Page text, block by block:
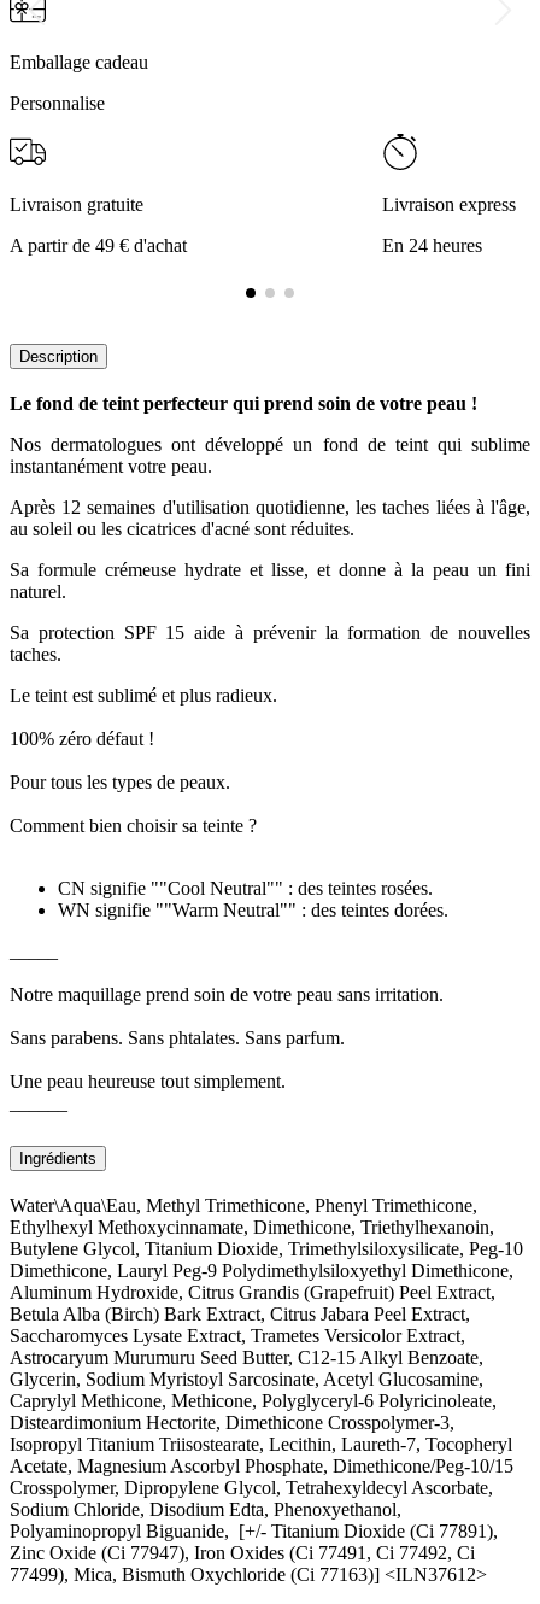
Emballage cadeau
Personnalise
Livraison gratuite
A partir de 49 € d'achat
Livraison express
En 24 heures
Description
Le fond de teint perfecteur qui prend soin de votre peau !
Nos dermatologues ont développé un fond de teint qui sublime
instantanément votre peau.
Après 12 semaines d'utilisation quotidienne, les taches liées à l'âge,
au soleil ou les cicatrices d'acné sont réduites.
Sa formule crémeuse hydrate et lisse, et donne à la peau un fini
naturel.
Sa protection SPF 15 aide à prévenir la formation de nouvelles
taches.
Le teint est sublimé et plus radieux.
100% zéro défaut !
Pour tous les types de peaux.
Comment bien choisir sa teinte ?
CN signifie ""Cool Neutral"" : des teintes rosées.
WN signifie ""Warm Neutral"" : des teintes dorées.
Notre maquillage prend soin de votre peau sans irritation.
Sans parabens. Sans phtalates. Sans parfum.
Une peau heureuse tout simplement.
Ingrédients
Water\Aqua\Eau, Methyl Trimethicone, Phenyl Trimethicone,
Ethylhexyl Methoxycinnamate, Dimethicone, Triethylhexanoin,
Butylene Glycol, Titanium Dioxide, Trimethylsiloxysilicate, Peg-10
Dimethicone, Lauryl Peg-9 Polydimethylsiloxyethyl Dimethicone,
Aluminum Hydroxide, Citrus Grandis (Grapefruit) Peel Extract,
Betula Alba (Birch) Bark Extract, Citrus Jabara Peel Extract,
Saccharomyces Lysate Extract, Trametes Versicolor Extract,
Astrocaryum Murumuru Seed Butter, C12-15 Alkyl Benzoate,
Glycerin, Sodium Myristoyl Sarcosinate, Acetyl Glucosamine,
Caprylyl Methicone, Methicone, Polyglyceryl-6 Polyricinoleate,
Disteardimonium Hectorite, Dimethicone Crosspolymer-3,
Isopropyl Titanium Triisostearate, Lecithin, Laureth-7, Tocopheryl
Acetate, Magnesium Ascorbyl Phosphate, Dimethicone/Peg-10/15
Crosspolymer, Dipropylene Glycol, Tetrahexyldecyl Ascorbate,
Sodium Chloride, Disodium Edta, Phenoxyethanol,
Polyaminopropyl Biguanide, [+/- Titanium Dioxide (Ci 77891),
Zinc Oxide (Ci 77947), Iron Oxides (Ci 77491, Ci 77492, Ci
77499), Mica, Bismuth Oxychloride (Ci 77163)] <ILN37612>